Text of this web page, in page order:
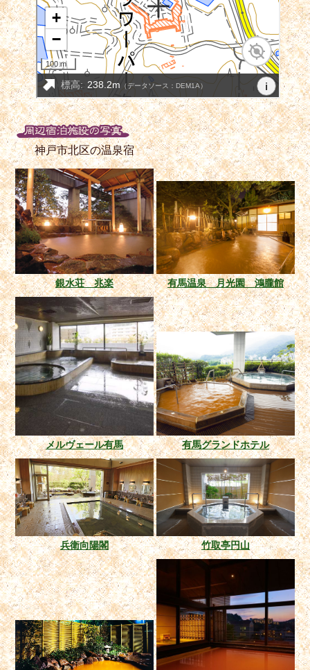
神戸市北区の温泉宿
銀水荘 兆楽 有馬温泉 月光園 鴻朧館
メルヴェール有馬 有馬グランドホテル
兵衛向陽閣 竹取亭円山